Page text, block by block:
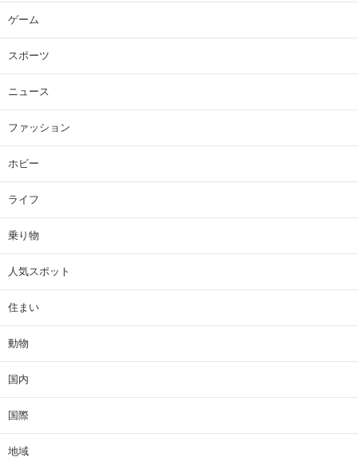
ゲーム
スポーツ
ニュース
ファッション
ホビー
ライフ
乗り物
人気スポット
住まい
動物
国内
国際
地域